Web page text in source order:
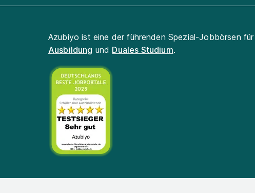
Azubiyo ist eine der führenden Spezial-Jobbörsen für
Ausbildung und Duales Studium.